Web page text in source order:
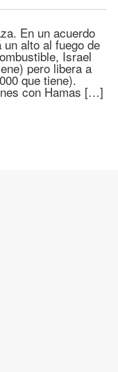
En un acuerdo
alto al fuego de
Israel
pero libera a
que tiene).
con Hamas […]